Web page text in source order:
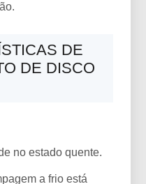
DE
DE DISCO
no estado quente.
a frio está